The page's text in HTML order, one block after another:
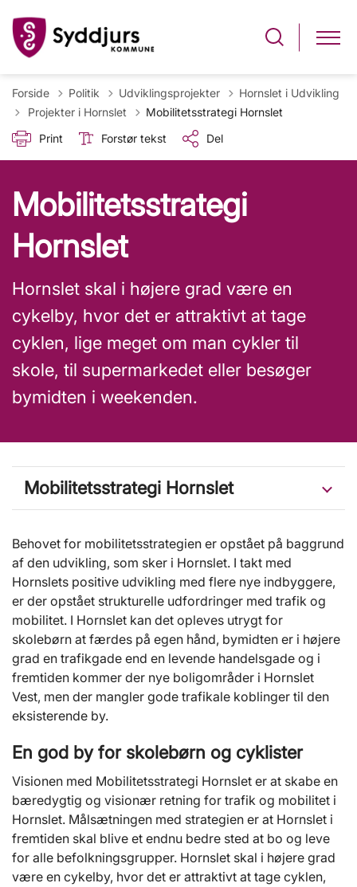
Forside Politik Udviklingsprojekter
Hornslet i Udvikling
Tilbage til
Projekter i Hornslet
Mobilitetsstrategi Hornslet
Print
Forstør tekst Del
Mobilitetsstrategi
Hornslet
Hornslet skal i højere grad være en
cykelby, hvor det er attraktivt at tage
cyklen, lige meget om man cykler til
skole, til supermarkedet eller besøger
bymidten i weekenden.
Mobilitetsstrategi Hornslet
Behovet for mobilitetsstrategien er opstået på baggrund
af den udvikling, som sker i Hornslet. I takt med
Hornslets positive udvikling med flere nye indbyggere,
er der opstået strukturelle udfordringer med trafik og
mobilitet. I Hornslet kan det opleves utrygt for
skolebørn at færdes på egen hånd, bymidten er i højere
grad en trafikgade end en levende handelsgade og i
fremtiden kommer der nye boligområder i Hornslet
Vest, men der mangler gode trafikale koblinger til den
eksisterende by.
En god by for skolebørn og cyklister
Visionen med Mobilitetsstrategi Hornslet er at skabe en
bæredygtig og visionær retning for trafik og mobilitet i
Hornslet. Målsætningen med strategien er at Hornslet i
fremtiden skal blive et endnu bedre sted at bo og leve
for alle befolkningsgrupper. Hornslet skal i højere grad
være en cykelby, hvor det er attraktivt at tage cyklen,